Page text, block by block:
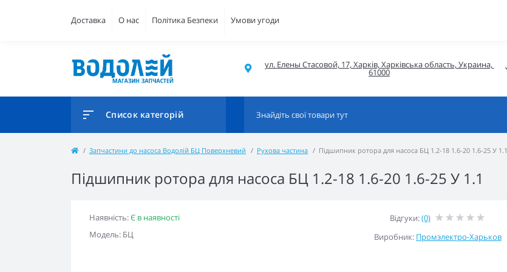
Доставка О нас Політика Безпеки Умови угоди
ул. Елены Стасовой, 17, Харків, Харківська область, Украина,
61000
Список категорій
Запчастини до насоса Водолій БЦ Поверхневий Рухова частина Підшипник ротора для насоса БЦ 1.2-18 1.6-20 1.6-25 У 1.1
Підшипник ротора для насоса БЦ 1.2-18 1.6-20 1.6-25 У 1.1
Наявність:Є в наявності
Модель: БЦ
Відгуки:(0)
Виробник: Промэлектро-Харьков